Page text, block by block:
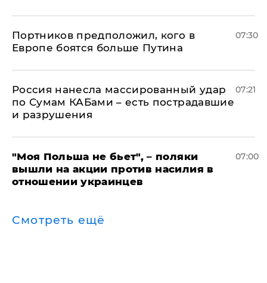
Портников предположил, кого в
Европе боятся больше Путина
07:30
Россия нанесла массированный удар
по Сумам КАБами – есть пострадавшие
и разрушения
07:21
"Моя Польша не бьет", – поляки
вышли на акции против насилия в
отношении украинцев
07:00
Смотреть ещё